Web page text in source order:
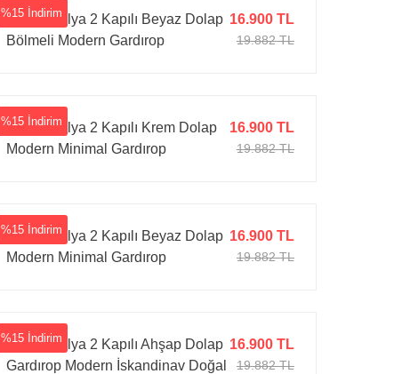
%15 İndirim
Tarz Mobilya 2 Kapılı Beyaz Dolap
Bölmeli Modern Gardırop
16.900 TL
19.882 TL
%15 İndirim
Tarz Mobilya 2 Kapılı Krem Dolap
Modern Minimal Gardırop
16.900 TL
19.882 TL
%15 İndirim
Tarz Mobilya 2 Kapılı Beyaz Dolap
Modern Minimal Gardırop
16.900 TL
19.882 TL
%15 İndirim
Tarz Mobilya 2 Kapılı Ahşap Dolap
Gardırop Modern İskandinav Doğal
16.900 TL
19.882 TL